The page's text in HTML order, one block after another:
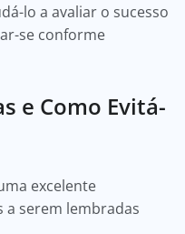
lo a avaliar o sucesso
se conforme
e Como Evitá-
excelente
a serem lembradas